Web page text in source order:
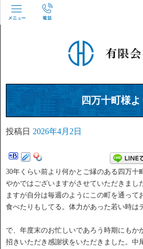
四万十町様
投稿日 2026年4月2日
30年くらい前より何かとご縁のある四万十
やかではございますがさせていただきまし
ますが自分は毎週のようにこの町を通って
食べたりもしてる。体力があった若い時は
で、年度末のお忙しいであろう時期にもか
招きいただき感謝状をいただきました。中